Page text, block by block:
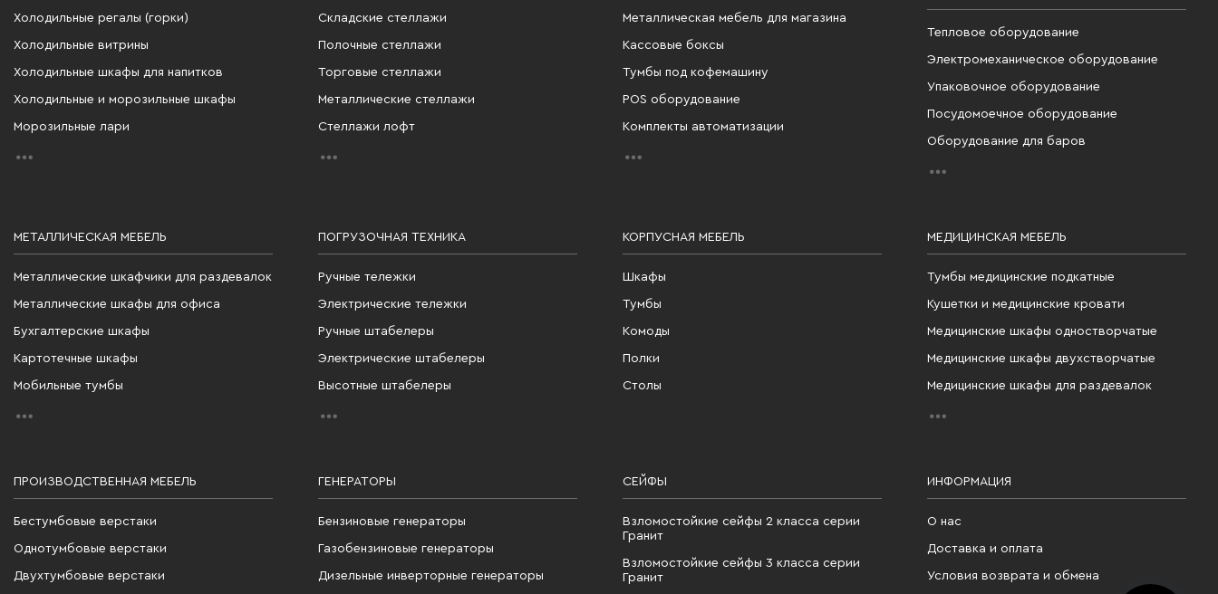
Холодильные регалы (горки)
Холодильные витрины
Холодильные шкафы для напитков
Холодильные и морозильные шкафы
Морозильные лари
Складские стеллажи
Полочные стеллажи
Торговые стеллажи
Металлические стеллажи
Стеллажи лофт
Металлическая мебель для магазина
Кассовые боксы
Тумбы под кофемашину
POS оборудование
Комплекты автоматизации
Тепловое оборудование
Электромеханическое оборудование
Упаковочное оборудование
Посудомоечное оборудование
Оборудование для баров
МЕТАЛЛИЧЕСКАЯ МЕБЕЛЬ
Металлические шкафчики для раздевалок
Металлические шкафы для офиса
Бухгалтерские шкафы
Картотечные шкафы
Мобильные тумбы
ПОГРУЗОЧНАЯ ТЕХНИКА
Ручные тележки
Электрические тележки
Ручные штабелеры
Электрические штабелеры
Высотные штабелеры
КОРПУСНАЯ МЕБЕЛЬ
Шкафы
Тумбы
Комоды
Полки
Столы
МЕДИЦИНСКАЯ МЕБЕЛЬ
Тумбы медицинские подкатные
Кушетки и медицинские кровати
Медицинские шкафы одностворчатые
Медицинские шкафы двухстворчатые
Медицинские шкафы для раздевалок
ПРОИЗВОДСТВЕННАЯ МЕБЕЛЬ
Бестумбовые верстаки
Однотумбовые верстаки
Двухтумбовые верстаки
ГЕНЕРАТОРЫ
Бензиновые генераторы
Газобензиновые генераторы
Дизельные инверторные генераторы
СЕЙФЫ
Взломостойкие сейфы 2 класса серии
Гранит
Взломостойкие сейфы 3 класса серии
Гранит
ИНФОРМАЦИЯ
О нас
Доставка и оплата
Условия возврата и обмена